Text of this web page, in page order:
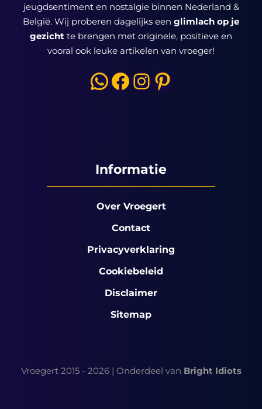
jeugdsentiment en nostalgie binnen Nederland &
België. Wij proberen dagelijks een glimlach op je
gezicht te brengen met originele, positieve en
vooral ook leuke artikelen van vroeger!
WhatsApp
Facebook
Instagram
Pinterest
Informatie
Over Vroegert
Contact
Privacyverklaring
Cookiebeleid
Disclaimer
Sitemap
Vroegert 2015 - 2026 | Onderdeel van Bright Idiots